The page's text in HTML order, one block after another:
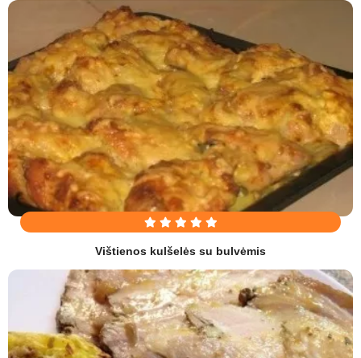
Vištienos kulšelės su bulvėmis